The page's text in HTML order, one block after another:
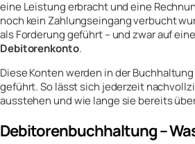
eine Leistung erbracht und eine
noch kein Zahlungseingang verbucht
als Forderung geführt – und zwar auf
Debitorenkonto.
Diese Konten werden in der
geführt. So lässt sich jederzeit
ausstehen und wie lange sie bereits
Debitorenbuchhaltung –